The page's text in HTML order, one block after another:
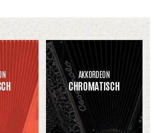
AKKORDEON
CHROMATISCH